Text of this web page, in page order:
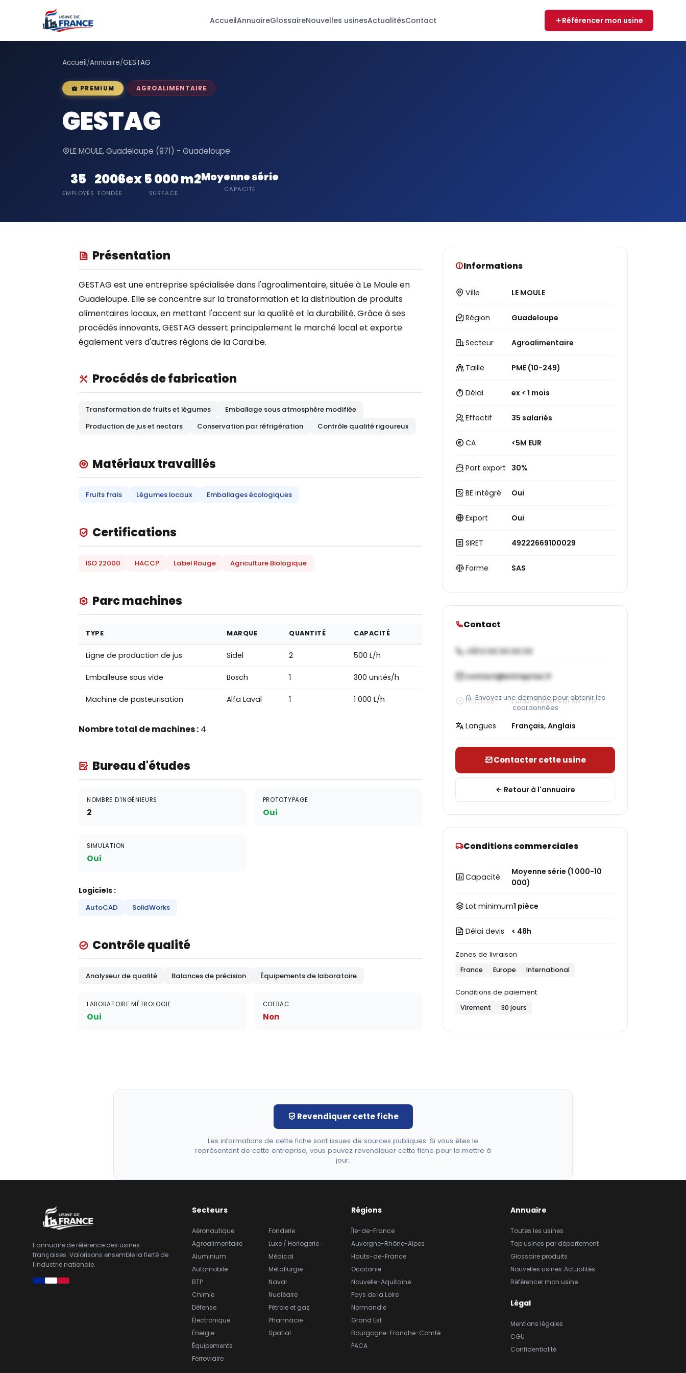
AccueilAnnuaireGlossaireNouvelles usinesActualitésContact Référencer mon usine
Accueil/Annuaire/GESTAG
PREMIUM AGROALIMENTAIRE
GESTAG
LE MOULE, Guadeloupe (971) - Guadeloupe
35
EMPLOYÉS
2006
FONDÉE
ex 5 000 m2
SURFACE
Moyenne série
CAPACITÉ
Présentation
GESTAG est une entreprise spécialisée dans l'agroalimentaire, située à Le Moule en
Guadeloupe. Elle se concentre sur la transformation et la distribution de produits
alimentaires locaux, en mettant l'accent sur la qualité et la durabilité. Grâce à ses
procédés innovants, GESTAG dessert principalement le marché local et exporte
également vers d'autres régions de la Caraïbe.
Procédés de fabrication
Transformation de fruits et légumes
Emballage sous atmosphère modifiée
Production de jus et nectars
Conservation par réfrigération Contrôle qualité rigoureux
Matériaux travaillés
Fruits frais Légumes locaux Emballages écologiques
Certifications
ISO 22000 HACCP Label Rouge Agriculture Biologique
Parc machines
TYPE MARQUE QUANTITÉ CAPACITÉ
Ligne de production de jus Sidel 2 500 L/h
Emballeuse sous vide Bosch 1 300 unités/h
Machine de pasteurisation Alfa Laval 1 1 000 L/h
Nombre total de machines : 4
Bureau d'études
NOMBRE D'INGÉNIEURS
2
PROTOTYPAGE
Oui
SIMULATION
Oui
Logiciels :
AutoCAD SolidWorks
Contrôle qualité
Analyseur de qualité Balances de précision Équipements de laboratoire
LABORATOIRE MÉTROLOGIE
Oui
COFRAC
Non
Informations
Ville LE MOULE
Région Guadeloupe
Secteur Agroalimentaire
Taille PME (10-249)
Délai ex < 1 mois
Effectif 35 salariés
CA <5M EUR
Part export 30%
BE intégré Oui
Export Oui
SIRET 49222669100029
Forme SAS
Contact
+33 X XX XX XX XX
contact@entreprise.fr
Envoyez une demande pour obtenir les
coordonnées
Horaires Lundi-Vendredi 8h-17h
Langues Français, Anglais
Contacter cette usine
Retour à l'annuaire
Conditions commerciales
Capacité
Moyenne série (1 000-10
000)
Lot minimum1 pièce
Délai devis < 48h
Zones de livraison
France Europe International
Conditions de paiement
Virement 30 jours
Revendiquer cette fiche
Les informations de cette fiche sont issues de sources publiques. Si vous êtes le
représentant de cette entreprise, vous pouvez revendiquer cette fiche pour la mettre à
jour.
L'annuaire de référence des usines
françaises. Valorisons ensemble la fierté de
l'industrie nationale.
Secteurs
Aéronautique
Agroalimentaire
Aluminium
Automobile
BTP
Chimie
Défense
Électronique
Énergie
Équipements
Ferroviaire
Fonderie
Luxe / Horlogerie
Médical
Métallurgie
Naval
Nucléaire
Pétrole et gaz
Pharmacie
Spatial
Régions
Île-de-France
Auvergne-Rhône-Alpes
Hauts-de-France
Occitanie
Nouvelle-Aquitaine
Pays de la Loire
Normandie
Grand Est
Bourgogne-Franche-Comté
PACA
Annuaire
Toutes les usines
Top usines par département
Glossaire produits
Nouvelles usines Actualités
Référencer mon usine
Légal
Mentions légales
CGU
Confidentialité